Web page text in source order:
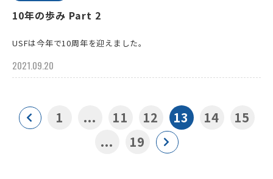
10年の歩み Part 2
USFは今年で10周年を迎えました。
2021.09.20
1 ... 11 12 13 14
15
...
19